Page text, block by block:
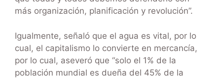
más organización, planificación y revolución”.
Igualmente, señaló que el agua es vital, por lo
cual, el capitalismo lo convierte en mercancía,
por lo cual, aseveró que “solo el 1% de la
población mundial es dueña del 45% de la